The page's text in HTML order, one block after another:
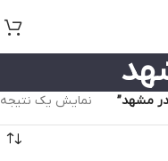
مشهد” نمایش یک نتیجه